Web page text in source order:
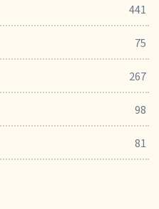
441
75
267
98
81